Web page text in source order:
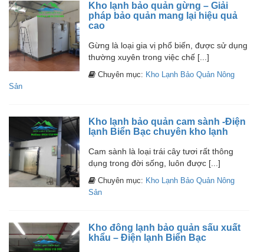
Kho lạnh bảo quản gừng – Giải
pháp bảo quản mang lại hiệu quả
cao
Gừng là loại gia vị phổ biến, được sử dụng
thường xuyên trong việc chế [...]
Chuyên mục: Kho Lạnh Bảo Quản Nông
Sản
Kho lạnh bảo quản cam sành -Điện
lạnh Biển Bạc chuyên kho lạnh
Cam sành là loại trái cây tươi rất thông
dụng trong đời sống, luôn được [...]
Chuyên mục: Kho Lạnh Bảo Quản Nông
Sản
Kho đông lạnh bảo quản sấu xuất
khẩu – Điện lạnh Biển Bạc